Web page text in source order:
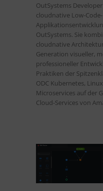
OutSystems
cloudnative Low-Code-
OutSystems. Sie
cloudnative
Generation visueller,
professioneller
Praktiken der
ODC Kubernetes,
Microservices auf der
Cloud-Services von